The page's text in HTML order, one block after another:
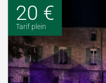
20 €
Tarif plein